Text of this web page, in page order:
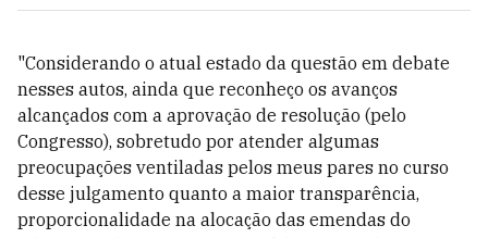
"Considerando o atual estado da questão em debate
nesses autos, ainda que reconheço os avanços
alcançados com a aprovação de resolução (pelo
Congresso), sobretudo por atender algumas
preocupações ventiladas pelos meus pares no curso
desse julgamento quanto a maior transparência,
proporcionalidade na alocação das emendas do